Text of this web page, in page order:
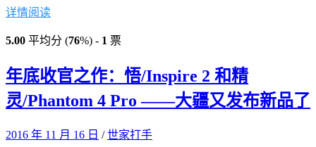
详情阅读
5.00 平均分 (76%) - 1 票
年底收官之作：悟/Inspire 2 和精
灵/Phantom 4 Pro ——大疆又发布新品了
2016 年 11 月 16 日 /世家打手